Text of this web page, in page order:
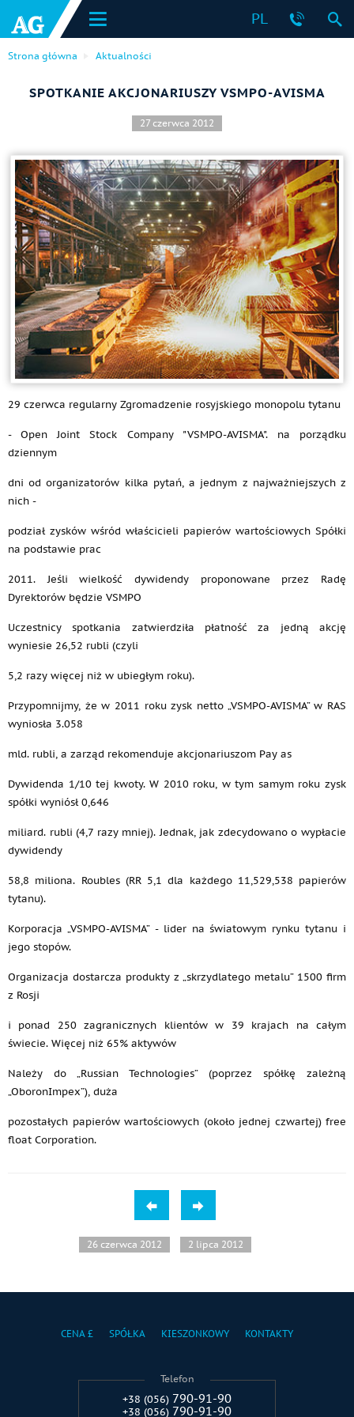
PL
Strona główna Aktualności
SPOTKANIE AKCJONARIUSZY VSMPO-AVISMA
27 czerwca 2012
29 czerwca regularny Zgromadzenie rosyjskiego monopolu tytanu
- Open Joint Stock Company "VSMPO-AVISMA". na porządku
dziennym
dni od organizatorów kilka pytań, a jednym z najważniejszych z
nich -
podział zysków wśród właścicieli papierów wartościowych Spółki
na podstawie prac
2011. Jeśli wielkość dywidendy proponowane przez Radę
Dyrektorów będzie VSMPO
Uczestnicy spotkania zatwierdziła płatność za jedną akcję
wyniesie 26,52 rubli (czyli
5,2 razy więcej niż w ubiegłym roku).
Przypomnijmy, że w 2011 roku zysk netto „VSMPO-AVISMA” w RAS
wyniosła 3.058
mld. rubli, a zarząd rekomenduje akcjonariuszom Pay as
Dywidenda 1/10 tej kwoty. W 2010 roku, w tym samym roku zysk
spółki wyniósł 0,646
miliard. rubli (4,7 razy mniej). Jednak, jak zdecydowano o wypłacie
dywidendy
58,8 miliona. Roubles (RR 5,1 dla każdego 11,529,538 papierów
tytanu).
Korporacja „VSMPO-AVISMA” - lider na światowym rynku tytanu i
jego stopów.
Organizacja dostarcza produkty z „skrzydlatego metalu” 1500 firm
z Rosji
i ponad 250 zagranicznych klientów w 39 krajach na całym
świecie. Więcej niż 65% aktywów
Należy do „Russian Technologies” (poprzez spółkę zależną
„OboronImpex”), duża
pozostałych papierów wartościowych (około jednej czwartej) free
float Corporation.
26 czerwca 2012 2 lipca 2012
CENA £ SPÓŁKA KIESZONKOWY KONTAKTY
Telefon
+38 (056) 790-91-90
+38 (056) 790-91-90